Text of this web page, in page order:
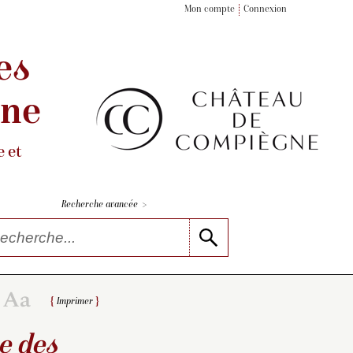
Mon compte Connexion
et
Recherche avancée >
Imprimer
des